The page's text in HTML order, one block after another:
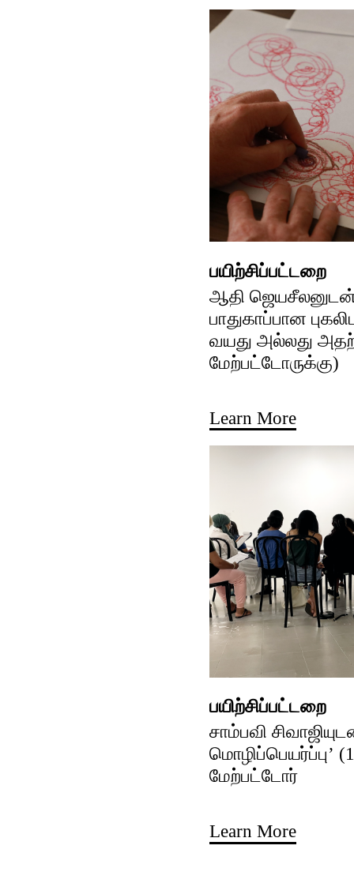
பயிற்சிப்பட்டறை
ஆதி
பாதுகாப்பான
வயது அல்லது
மேற்பட்டோருக்கு)
Learn More
பயிற்சிப்பட்டறை
சாம்பவி
மொழிப்பெயர்ப்பு’
மேற்பட்டோர்
Learn More